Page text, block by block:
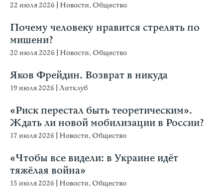
22 июля 2026 Новости,Общество
Почему человеку нравится стрелять по
мишени?
20 июля 2026 Новости,Общество
Яков Фрейдин. Возврат в никуда
19 июля 2026 Литклуб
«Риск перестал быть теоретическим».
Ждать ли новой мобилизации в России?
17 июля 2026 Новости,Общество
«Чтобы все видели: в Украине идёт
тяжёлая война»
15 июля 2026 Новости,Общество